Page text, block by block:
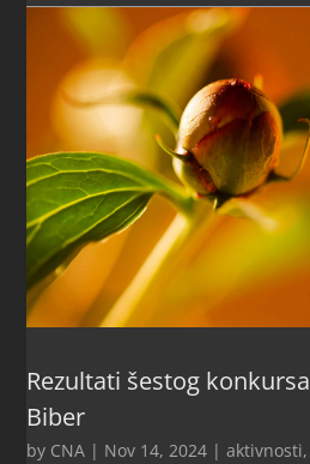
Rezultati šestog
Biber
by CNA | Nov 14, 2024 |aktivnosti